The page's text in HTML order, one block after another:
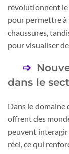
révolutionnent le
pour permettre à
chaussures,
pour visualiser
dans le
Dans le domaine
offrent des
peuvent
réel, ce qui